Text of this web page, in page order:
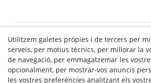
Info venda online
Contacte
Utilitzem galetes pròpies i de tercers per
serveis, per motius tècnics, per millorar la
de navegació, per emmagatzemar les
opcionalment, per mostrar-vos anuncis
les vostres preferències analitzant els